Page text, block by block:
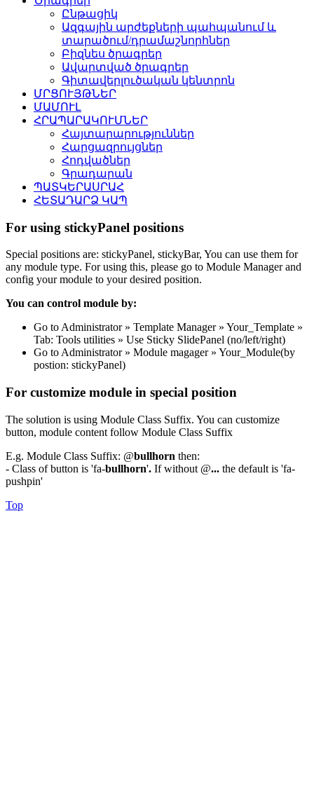
Ընթացիկ
Ազգային արժեքների պահպանում և
տարածում/դրամաշնորհներ
Բիզնես ծրագրեր
Ավարտված ծրագրեր
Գիտավերլուծական կենտրոն
ՄՐՑՈՒՅԹՆԵՐ
ՄԱՄՈՒԼ
ՀՐԱՊԱՐԱԿՈՒՄՆԵՐ
Հայտարարություններ
Հարցազրույցներ
Հոդվածներ
Գրադարան
ՊԱՏԿԵՐԱՍՐԱՀ
ՀԵՏԱԴԱՐՁ ԿԱՊ
For using stickyPanel positions
Special positions are: stickyPanel, stickyBar, You can use them for
any module type. For using this, please go to Module Manager and
config your module to your desired position.
You can control module by:
Go to Administrator » Template Manager » Your_Template »
Tab: Tools utilities » Use Sticky SlidePanel (no/left/right)
Go to Administrator » Module magager » Your_Module(by
postion: stickyPanel)
For customize module in special position
The solution is using Module Class Suffix. You can customize
button, module content follow Module Class Suffix
E.g. Module Class Suffix: @bullhorn then:
- Class of button is 'fa-bullhorn'. If without @... the default is 'fa-
pushpin'
Top